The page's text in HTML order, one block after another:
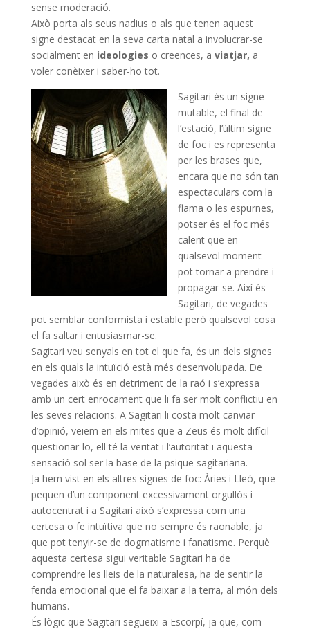
sense moderació.
Això porta als seus nadius o als que tenen aquest
signe destacat en la seva carta natal a involucrar-se
socialment en ideologies o creences, a viatjar, a
voler conèixer i saber-ho tot.
Sagitari és un signe
mutable, el final de
l’estació, l’últim signe
de foc i es representa
per les brases que,
encara que no són tan
espectaculars com la
flama o les espurnes,
potser és el foc més
calent que en
qualsevol moment
pot tornar a prendre i
propagar-se. Així és
Sagitari, de vegades
pot semblar conformista i estable però qualsevol cosa
el fa saltar i entusiasmar-se.
Sagitari veu senyals en tot el que fa, és un dels signes
en els quals la intuïció està més desenvolupada. De
vegades això és en detriment de la raó i s’expressa
amb un cert enrocament que li fa ser molt conflictiu en
les seves relacions. A Sagitari li costa molt canviar
d’opinió, veiem en els mites que a Zeus és molt difícil
qüestionar-lo, ell té la veritat i l’autoritat i aquesta
sensació sol ser la base de la psique sagitariana.
Ja hem vist en els altres signes de foc: Àries i Lleó, que
pequen d’un component excessivament orgullós i
autocentrat i a Sagitari això s’expressa com una
certesa o fe intuïtiva que no sempre és raonable, ja
que pot tenyir-se de dogmatisme i fanatisme. Perquè
aquesta certesa sigui veritable Sagitari ha de
comprendre les lleis de la naturalesa, ha de sentir la
ferida emocional que el fa baixar a la terra, al món dels
humans.
És lògic que Sagitari segueixi a Escorpí, ja que, com